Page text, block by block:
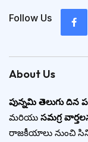
Follow Us
About Us
పున్నమి తెలుగు దిన
మరియు సమగ్ర
రాజకీయాలు నుంచి